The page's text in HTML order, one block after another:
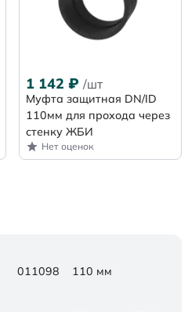
1 142 ₽ /шт
Муфта защитная DN/ID
110мм для прохода через
стенку ЖБИ
Нет оценок
011098 110 мм